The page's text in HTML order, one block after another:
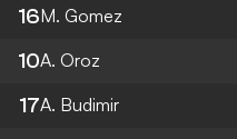
16M. Gomez
10A. Oroz
17A. Budimir